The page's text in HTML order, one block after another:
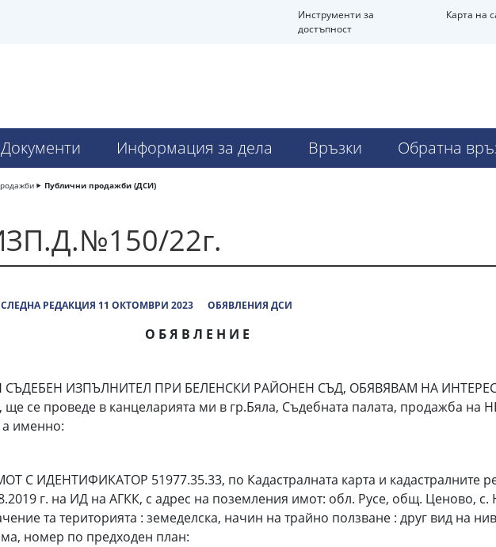
Инструменти за
достъпност
Карта на
Документи Информация за дела Връзки Обратна
Публични продажби (ДСИ)
22г.
РЕДАКЦИЯ 11 ОКТОМВРИ 2023 ОБЯВЛЕНИЯ ДСИ
О Б Я В Л Е Н И Е
ИЗПЪЛНИТЕЛ ПРИ БЕЛЕНСКИ РАЙОНЕН СЪД, ОБЯВЯВАМ НА
, ще се проведе в канцеларията ми в гр.Бяла, Съдебната палата, продажба
а именно:
С ИДЕНТИФИКАТОР 51977.35.33, по Кадастралната карта и кадастралните
г. на ИД на АГКК, с адрес на поземления имот: обл. Русе, общ. Ценово, с.
та територията : земеделска, начин на трайно ползване : друг вид на
номер по предходен план: